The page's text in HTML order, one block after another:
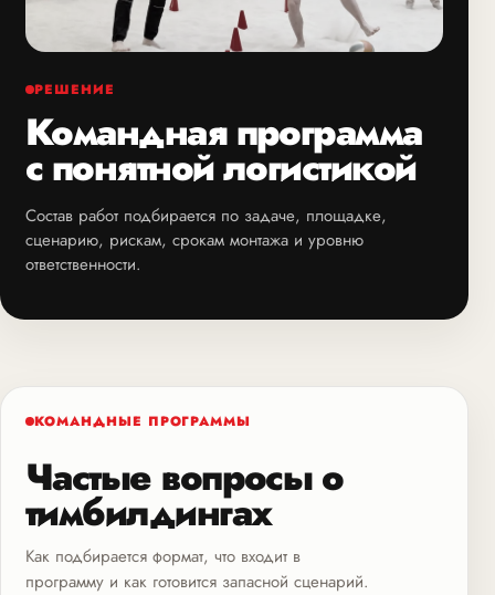
РЕШЕНИЕ
Командная программа
с понятной логистикой
Состав работ подбирается по задаче, площадке,
сценарию, рискам, срокам монтажа и уровню
ответственности.
КОМАНДНЫЕ ПРОГРАММЫ
Частые вопросы о
тимбилдингах
Как подбирается формат, что входит в
программу и как готовится запасной сценарий.